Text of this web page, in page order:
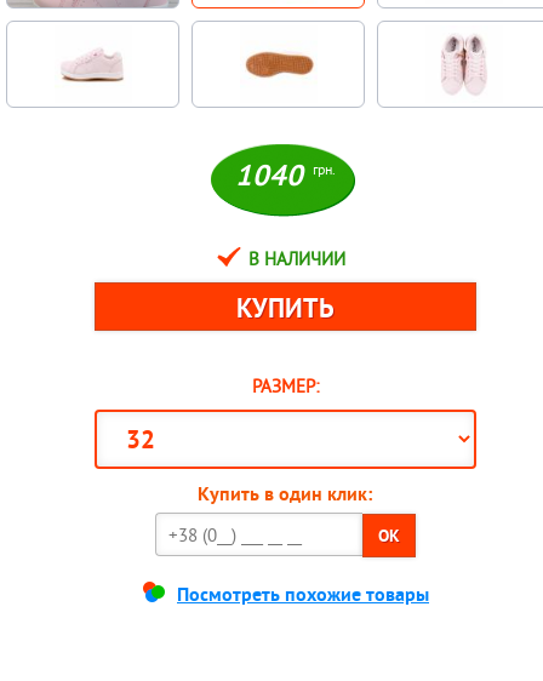
1040 грн.
В НАЛИЧИИ
РАЗМЕР:
Купить в один клик:
OK
Посмотреть похожие товары